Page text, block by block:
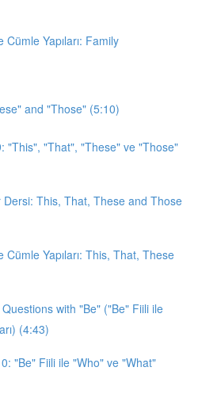
Yapıları: Family
and "Those" (5:10)
"This", "That", "These" ve "Those"
Dersi: This, That, These and Those
Cümle Yapıları: This, That, These
with "Be" ("Be" Fiili ile
(4:43)
"Be" Fiili ile "Who" ve "What"